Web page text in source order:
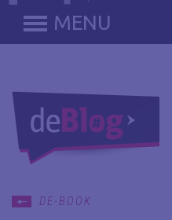
MENU
DE-BOOK